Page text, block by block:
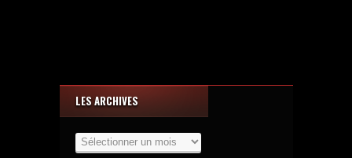
LES ARCHIVES
Archives